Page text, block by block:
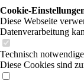
Cookie-
Diese Webseite
Datenverarbeitung
Technisch notwendige
Diese Cookies sind